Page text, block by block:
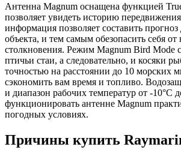
Антенна Magnum оснащена функцией
позволяет увидеть историю
информация позволяет составить
объекта, и тем самым обезопасить себя от
столкновения. Режим Magnum Bird Mode
птичьи стаи, а следовательно, и косяки
точностью на расстоянии до 10 морских
сэкономить вам время и топливо.
и диапазон рабочих температур от -10°C
функционировать антенне Magnum
погодных условиях.
Причины купить